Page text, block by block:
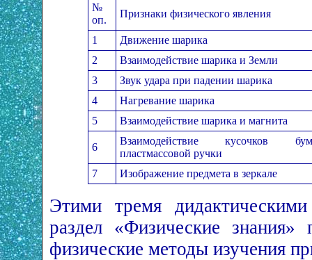
№
оп.
Признаки физического явления
1
Движение шарика
2
Взаимодействие шарика и Земли
3
Звук удара при падении шарика
4
Нагревание шарика
5
Взаимодействие шарика и магнита
6
Взаимодействие кусочков
пластмассовой ручки
7
Изображение предмета в зеркале
Этими тремя дидактическими
раздел «Физические
физические методы изучения